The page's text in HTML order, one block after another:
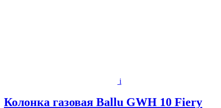
i
Колонка газовая Ballu GWH 10 Fiery